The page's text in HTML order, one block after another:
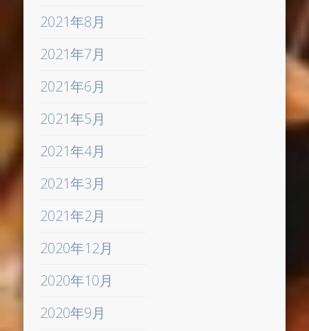
2021年8月
2021年7月
2021年6月
2021年5月
2021年4月
2021年3月
2021年2月
2020年12月
2020年10月
2020年9月